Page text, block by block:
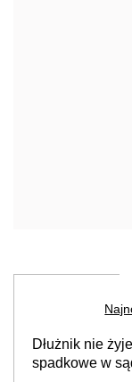
Dłużnik nie
spadkowe w